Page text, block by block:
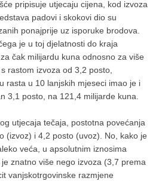
pripisuje utjecaju cijena, kod izvoza
padovi i skokovi dio su
ponajprije uz isporuke brodova.
je u toj djelatnosti do kraja
čak milijardu kuna odnosno za više
rastom izvoza od 3,2 posto,
rasta u 10 lanjskih mjeseci imao je i
3,1 posto, na 121,4 milijarde kuna.
utjecaja tečaja, postotna povećanja
(izvoz) i 4,2 posto (uvoz). No, kako je
veća, u apsolutnim iznosima
znatno više nego izvoza (3,7 prema
vanjskotrgovinske razmjene